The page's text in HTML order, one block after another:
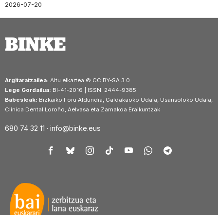
2026-07-20
Argitaratzailea: Aitu elkartea © CC BY-SA 3.0
Lege Gordailua: BI-41-2016 | ISSN: 2444-9385
Babesleak: Bizkaiko Foru Aldundia, Galdakaoko Udala, Usansoloko Udala,
Clínica Dental Loroño, Aelvasa eta Zamakoa Eraikuntzak
680 74 32 11 · info@binke.eus